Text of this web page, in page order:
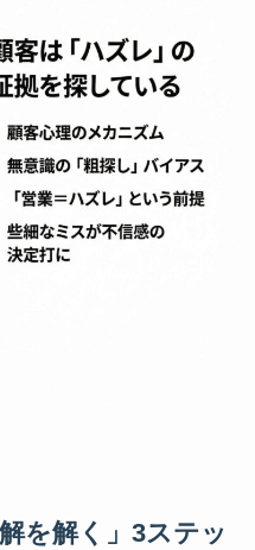
を解く」3ステッ